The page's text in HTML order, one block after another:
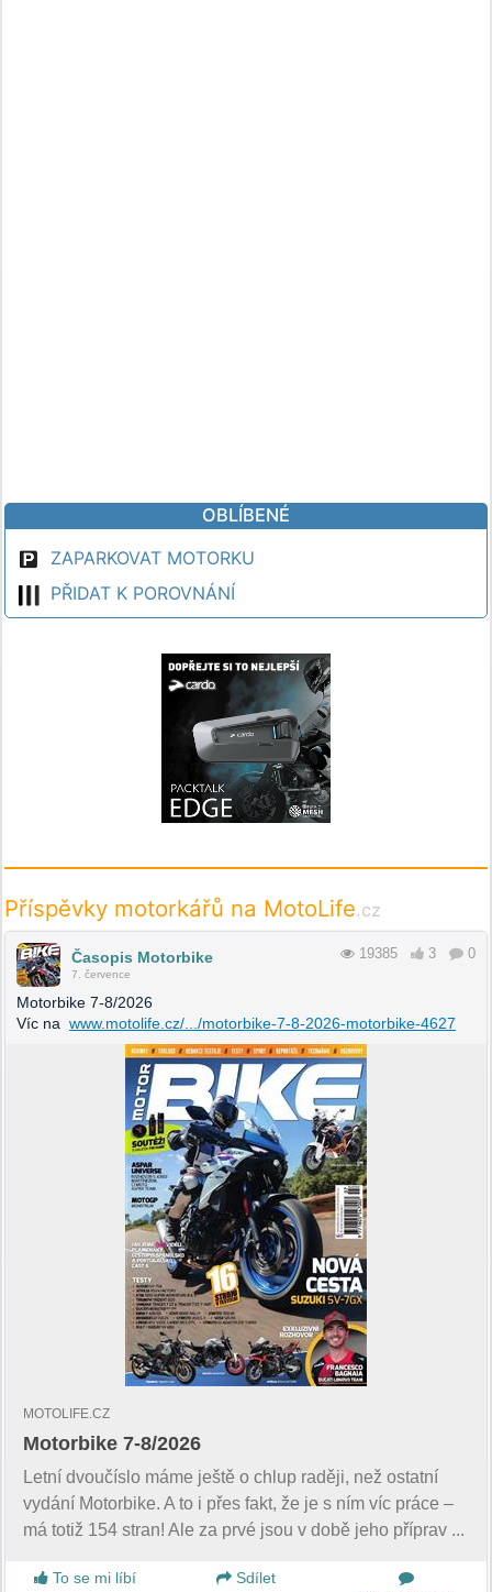
OBLÍBENÉ
ZAPARKOVAT MOTORKU
PŘIDAT K POROVNÁNÍ
Příspěvky motorkářů na MotoLife.cz
Časopis Motorbike
7. července
19385 3 0
Motorbike 7-8/2026
Víc na www.motolife.cz/.../motorbike-7-8-2026-motorbike-4627
MOTOLIFE.CZ
Motorbike 7-8/2026
Letní dvoučíslo máme ještě o chlup raději, než ostatní
vydání Motorbike. A to i přes fakt, že je s ním víc práce –
má totiž 154 stran! Ale za prvé jsou v době jeho příprav ...
To se mi líbí
Sdílet